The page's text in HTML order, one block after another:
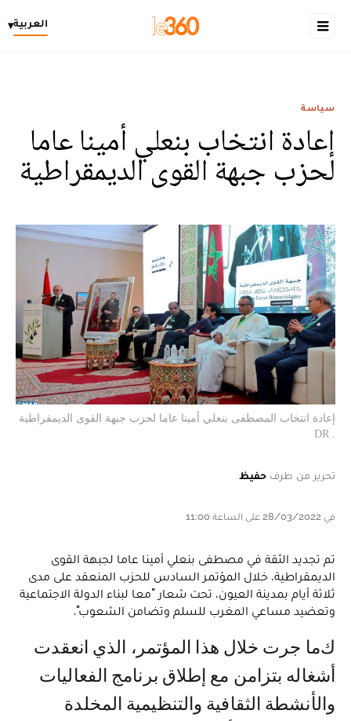
العربية▾
سياسة
إعادة انتخاب بنعلي أمينا عاما
لحزب جبهة القوى الديمقراطية
إعادة انتخاب المصطفى بنعلي أمينا عاما لحزب جبهة القوى الديمقراطية
. DR
تحرير من طرف حفيظ
في 28/03/2022 على الساعة 11:00
تم تجديد الثقة في مصطفى بنعلي أمينا عاما لجبهة القوى
الديمقراطية، خلال المؤتمر السادس للحزب المنعقد على مدى
ثلاثة أيام بمدينة العيون، تحت شعار "معا لبناء الدولة الاجتماعية
وتعضيد مساعي المغرب للسلم وتضامن الشعوب".
كما جرت خلال هذا المؤتمر، الذي انعقدت
أشغاله بتزامن مع إطلاق برنامج الفعاليات
والأنشطة الثقافية والتنظيمية المخلدة